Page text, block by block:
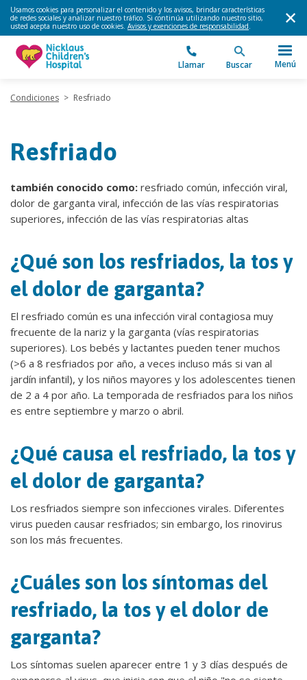
Usamos cookies para personalizar el contenido y los avisos, brindar características
de redes sociales y analizar nuestro tráfico. Si continúa utilizando nuestro sitio,
usted acepta nuestro uso de cookies. Avisos y exenciones de responsabilidad.
Llamar Buscar Menú
Condiciones > Resfriado
Resfriado
también conocido como: resfriado común, infección viral,
dolor de garganta viral, infección de las vías respiratorias
superiores, infección de las vías respiratorias altas
¿Qué son los resfriados, la tos y
el dolor de garganta?
El resfriado común es una infección viral contagiosa muy
frecuente de la nariz y la garganta (vías respiratorias
superiores). Los bebés y lactantes pueden tener muchos
(>6 a 8 resfriados por año, a veces incluso más si van al
jardín infantil), y los niños mayores y los adolescentes tienen
de 2 a 4 por año. La temporada de resfriados para los niños
es entre septiembre y marzo o abril.
¿Qué causa el resfriado, la tos y
el dolor de garganta?
Los resfriados siempre son infecciones virales. Diferentes
virus pueden causar resfriados; sin embargo, los rinovirus
son los más frecuentes.
¿Cuáles son los síntomas del
resfriado, la tos y el dolor de
garganta?
Los síntomas suelen aparecer entre 1 y 3 días después de